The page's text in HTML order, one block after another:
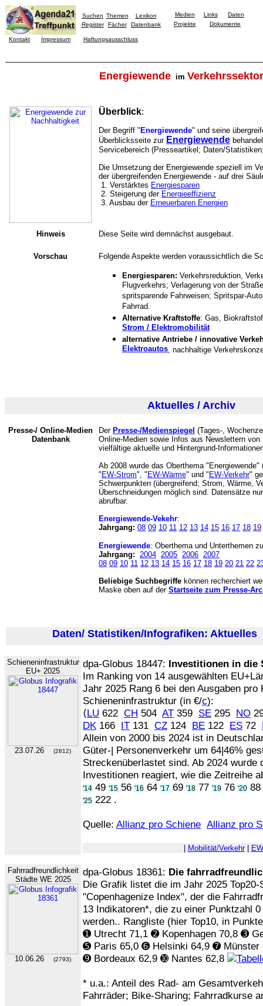
Suchen Themen
Lexikon
Register
Fächer Datenbank
Medien Links
Daten
Projekte
Dokumente
Kontakt Impressum Haftungsausschluss
Energiewende im Verkehrssektor
Überblick:
Der Begriff " Energiewende" und seine
Überblicksseite zur Energiewende
Servicebereich (Presseartikel; Daten/
Die Umsetzung der Energiewende speziell im
der übergreifenden Energiewende - auf drei
1. Verstärktes Energiesparen
2. Steigerung der Energieeffizienz
3. Ausbau der Erneuerbaren Energien
Hinweis Diese Seite wird demnächst ausgebaut.
Vorschau Folgende Aspekte werden voraussichtlich die
Energiesparen: Verkehrsreduktion,
Flugverkehrs; Verlagerung von der
spritsparende Fahrweisen; Spritspar-
Fahrrad.
Alternative Kraftstoffe: Gas,
Strom / Elektromobilität
alternative Antriebe / innovative
Elektroautos, nachhaltige
Aktuelles / Archiv
Presse-/ Online-Medien
Datenbank
Der Presse-/Medienspiegel (Tages-,
Online-Medien sowie Infos aus Newslettern
vielfältige aktuelle und Hintergrund-
Ab 2008 wurde das Oberthema
" EW-Strom", " EW-Wärme" und " EW-Verkehr"
Schwerpunkten (übergreifend; Strom, Wärme,
Überschneidungen möglich sind. Datensätze
abrufbar.
Energiewende-Vekehr:
Jahrgang: 08 09 10 11 12 13 14 15 16 17 18 19
Energiewende: Oberthema und Unterthemen
Jahrgang: 2004 2005 2006 2007
08 09 10 11 12 13 14 15 16 17 18 19 20 21 22
Beliebige Suchbegriffe können recherchiert
Maske oben auf der Startseite zum Presse-
Daten/ Statistiken/Infografiken: Aktuelles
Schieneninfrastruktur
EU+ 2025
23.07.26 (2812)
dpa-Globus 18447: Investitionen in die
Im Ranking von 14 ausgewählten
Jahr 2025 Rang 6 bei den Ausgaben pro
Schieneninfrastruktur (in €/c):
⟨LU 622 CH 504 AT 359 SE 295 NO
DK 166 IT 131 CZ 124 BE 122 ES 72
Allein von 2000 bis 2024 ist in
Güter-| Personenverkehr um 64|46%
Streckenüberlastet sind. Ab 2024 wurde
Investitionen reagiert, wie die Zeitreihe
'14 49 '15 56 '16 64 '17 69 '18 77 '19 76 '20 88
'25 222 .
Quelle: Allianz pro Schiene Allianz pro
Mobilität/Verkehr|
Fahrradfreundlichkeit
Städte WE 2025
10.06.26 (2793)
dpa-Globus 18361: Die
Die Grafik listet die im Jahr 2025
"Copenhagenize Index", der die
13 Indikatoren*, die zu einer Punktzahl
werden.. Rangliste (hier Top10, in
➊ Utrecht 71,1 ➋ Kopenhagen 70,8 ➌
➎ Paris 65,0 ➏ Helsinki 64,9 ➐ Münster
➒ Bordeaux 62,9 ➓ Nantes 62,8
* u.a.: Anteil des Rad- am
Fahrräder; Bike-Sharing; Fahrradkurse